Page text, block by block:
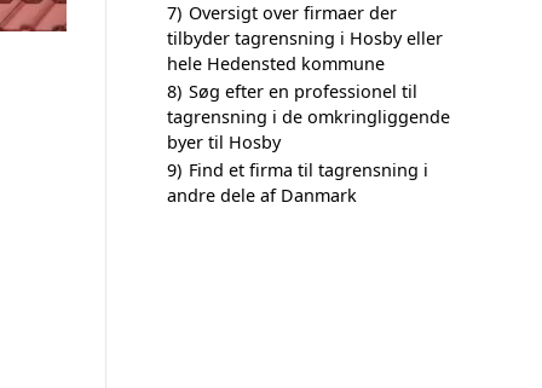
7) Oversigt over firmaer der
tilbyder tagrensning i Hosby eller
hele Hedensted kommune
8) Søg efter en professionel til
tagrensning i de omkringliggende
byer til Hosby
9) Find et firma til tagrensning i
andre dele af Danmark